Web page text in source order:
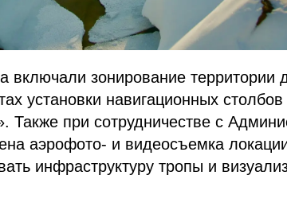
включали зонирование территории
установки навигационных
Также при сотрудничестве с
аэрофото- и видеосъемка
инфраструктуру тропы и